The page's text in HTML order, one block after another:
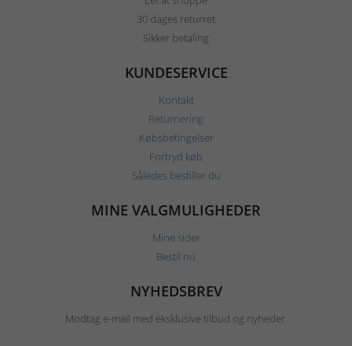
30 dages returret
Sikker betaling
KUNDESERVICE
Kontakt
Returnering
Købsbetingelser
Fortryd køb
Således bestiller du
MINE VALGMULIGHEDER
Mine sider
Bestil nu
NYHEDSBREV
Modtag e-mail med eksklusive tilbud og nyheder.